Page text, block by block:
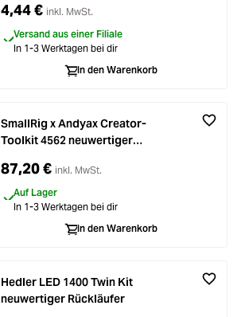
4,44 € inkl. MwSt.
Versand aus einer Filiale
In 1-3 Werktagen bei dir
In den Warenkorb
SmallRig x Andyax Creator-
Toolkit 4562 neuwertiger
87,20 € inkl. MwSt.
Auf Lager
In 1-3 Werktagen bei dir
In den Warenkorb
Hedler LED 1400 Twin Kit
neuwertiger Rückläufer